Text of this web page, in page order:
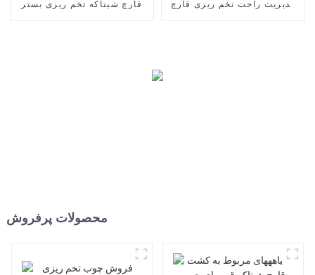
قارچ شیتاکه تخم ریزی بستر
مدیریت راحت تخم ریزی قارچ
محصولات پرفروش